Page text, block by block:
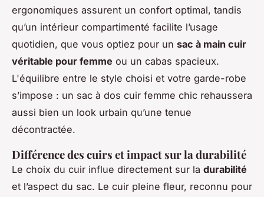
ergonomiques assurent un confort optimal, tandis
qu’un intérieur compartimenté facilite l’usage
quotidien, que vous optiez pour un sac à main cuir
véritable pour femme ou un cabas spacieux.
L'équilibre entre le style choisi et votre garde-robe
s’impose : un sac à dos cuir femme chic rehaussera
aussi bien un look urbain qu’une tenue
décontractée.
Différence des cuirs et impact sur la durabilité
Le choix du cuir influe directement sur la durabilité
et l’aspect du sac. Le cuir pleine fleur, reconnu pour